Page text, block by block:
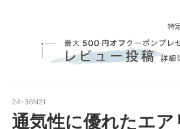
特
24-36N21
通気性に優れたエア